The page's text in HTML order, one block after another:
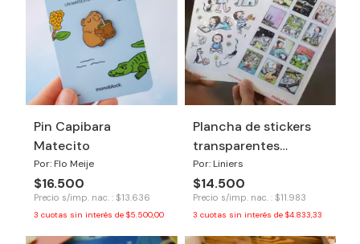
Pin Capibara
Matecito
Por: Flo Meije
$16.500
Precio s/imp. nac. : $13.636
3 cuotas sin interés de $5.500,00
Plancha de stickers
transparentes
Macanudo
Por: Liniers
$14.500
Precio s/imp. nac. : $11.983
3 cuotas sin interés de $4.833,33